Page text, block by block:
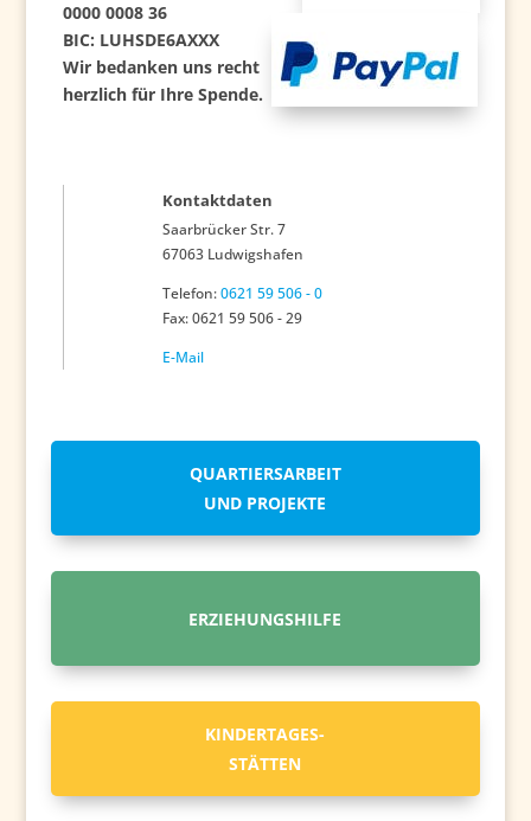
0000 0008 36
BIC: LUHSDE6AXXX
Wir bedanken uns recht
herzlich für Ihre Spende.
Kontaktdaten
Saarbrücker Str. 7
67063 Ludwigshafen
Telefon:0621 59 506 - 0
Fax: 0621 59 506 - 29
E-Mail
QUARTIERSARBEIT
UND PROJEKTE
ERZIEHUNGSHILFE
KINDERTAGES-
STÄTTEN